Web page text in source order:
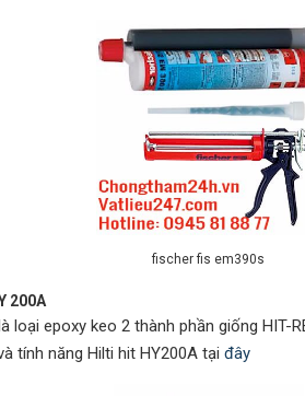
fischer fis em390s
200A
loại epoxy keo 2 thành phần giống
tính năng Hilti hit HY200A tại đây